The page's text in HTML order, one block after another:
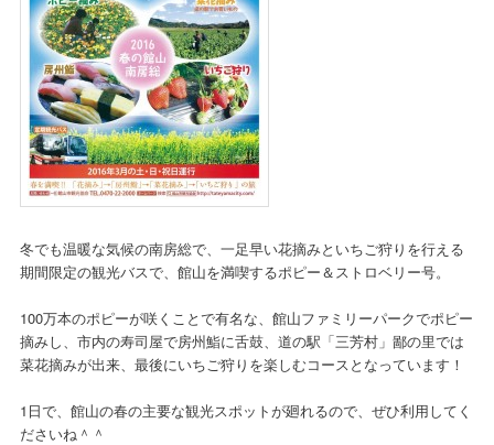
冬でも温暖な気候の南房総で、一足早い花摘みといちご狩りを行える
期間限定の観光バスで、館山を満喫するポピー＆ストロベリー号。
100万本のポピーが咲くことで有名な、館山ファミリーパークでポピー
摘みし、市内の寿司屋で房州鮨に舌鼓、道の駅「三芳村」鄙の里では
菜花摘みが出来、最後にいちご狩りを楽しむコースとなっています！
1日で、館山の春の主要な観光スポットが廻れるので、ぜひ利用してく
ださいね＾＾